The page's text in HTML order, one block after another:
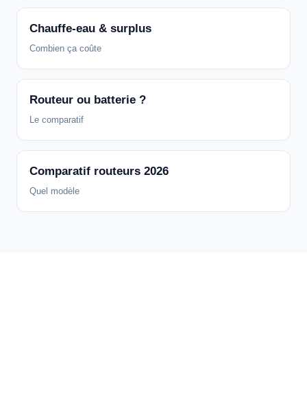
Chauffe-eau & surplus
Combien ça coûte
Routeur ou batterie ?
Le comparatif
Comparatif routeurs 2026
Quel modèle